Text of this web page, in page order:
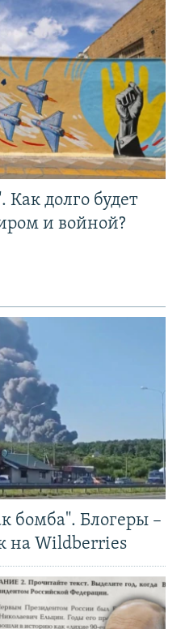
долго будет
и войной?
бомба". Блогеры –
на Wildberries